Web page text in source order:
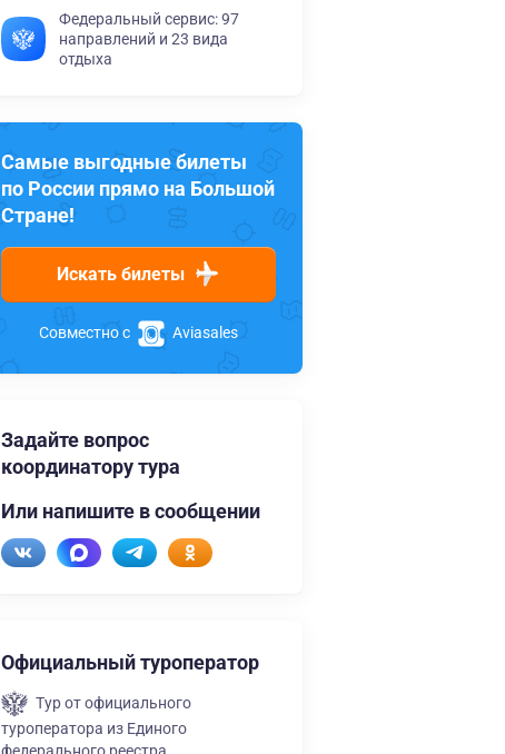
Федеральный сервис: 97
направлений и 23 вида
отдыха
Самые выгодные билеты
по России прямо на Большой
Стране!
Искать билеты
Совместно с Aviasales
Задайте вопрос
координатору тура
Или напишите в сообщении
Официальный туроператор
Тур от официального
туроператора из Единого